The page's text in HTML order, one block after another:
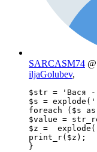
SARCASM74
iljaGolubev,
$str = 'Вася -
$s =
foreach ($s
$value =
$z =
print_r($z);
}